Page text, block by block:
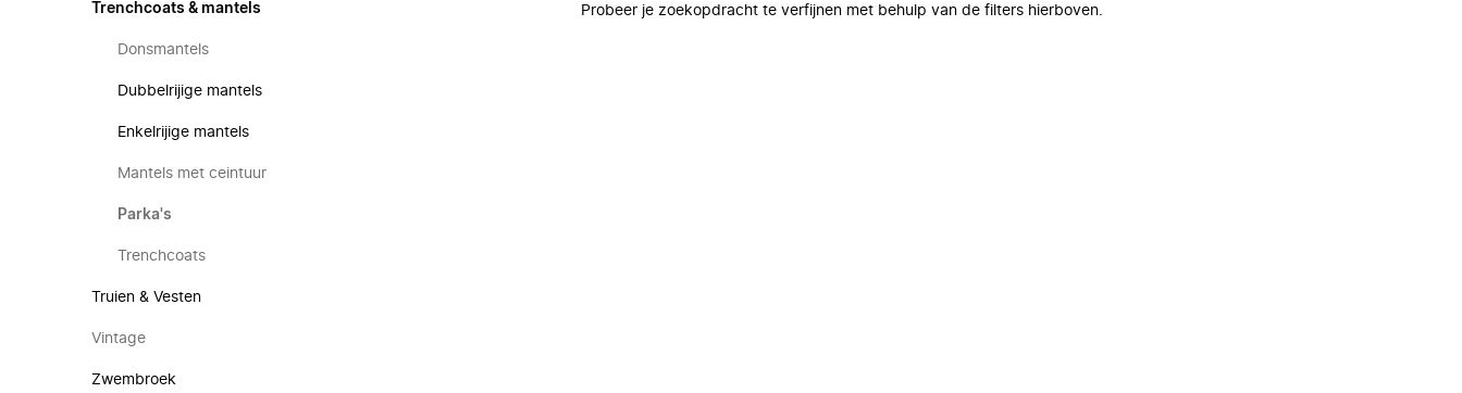
Trenchcoats & mantels
Donsmantels
Dubbelrijige mantels
Enkelrijige mantels
Mantels met ceintuur
Parka's
Trenchcoats
Truien & Vesten
Vintage
Zwembroek
Probeer je zoekopdracht te verfijnen met behulp van de filters hierboven.